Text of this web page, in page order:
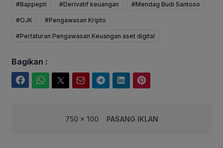
#Bappepti #Derivatif keuangan #Mendag Budi Santoso
#OJK #Pengawasan Kripto
#Pertaturan Pengawasan Keuangan aset digital
Bagikan :
750 x 100 PASANG IKLAN